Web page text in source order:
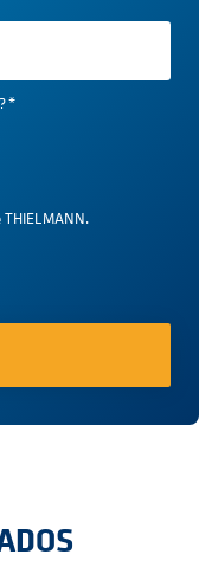
*
THIELMANN.